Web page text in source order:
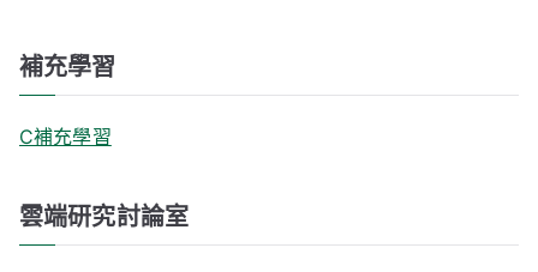
補充學習
C補充學習
雲端研究討論室